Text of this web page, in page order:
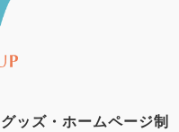
ッズ・ホームページ制